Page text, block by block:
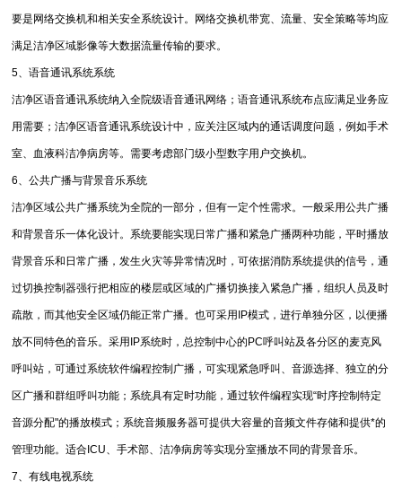
要是网络交换机和相关安全系统设计。网络交换机带宽、流量、安全策略等均应
满足洁净区域影像等大数据流量传输的要求。
5、语音通讯系统系统
洁净区语音通讯系统纳入全院级语音通讯网络；语音通讯系统布点应满足业务应
用需要；洁净区语音通讯系统设计中，应关注区域内的通话调度问题，例如手术
室、血液科洁净病房等。需要考虑部门级小型数字用户交换机。
6、公共广播与背景音乐系统
洁净区域公共广播系统为全院的一部分，但有一定个性需求。一般采用公共广播
和背景音乐一体化设计。系统要能实现日常广播和紧急广播两种功能，平时播放
背景音乐和日常广播，发生火灾等异常情况时，可依据消防系统提供的信号，通
过切换控制器强行把相应的楼层或区域的广播切换接入紧急广播，组织人员及时
疏散，而其他安全区域仍能正常广播。也可采用IP模式，进行单独分区，以便播
放不同特色的音乐。采用IP系统时，总控制中心的PC呼叫站及各分区的麦克风
呼叫站，可通过系统软件编程控制广播，可实现紧急呼叫、音源选择、独立的分
区广播和群组呼叫功能；系统具有定时功能，通过软件编程实现“时序控制特定
音源分配"的播放模式；系统音频服务器可提供大容量的音频文件存储和提供*的
管理功能。适合ICU、手术部、洁净病房等实现分室播放不同的背景音乐。
7、有线电视系统